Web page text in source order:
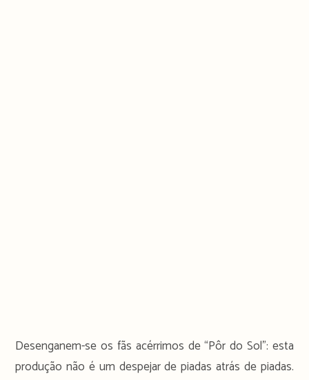
Desenganem-se os fãs acérrimos de “Pôr do Sol”: esta
produção não é um despejar de piadas atrás de piadas.